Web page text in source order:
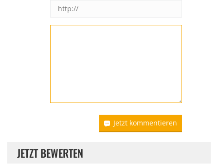
Jetzt kommentieren
JETZT BEWERTEN